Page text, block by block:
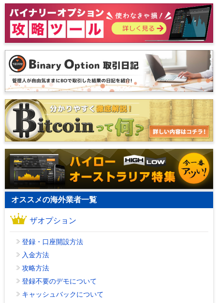
オススメの海外業者一覧
ザオプション
登録・口座開設方法
入金方法
攻略方法
登録不要のデモについて
キャッシュバックについて